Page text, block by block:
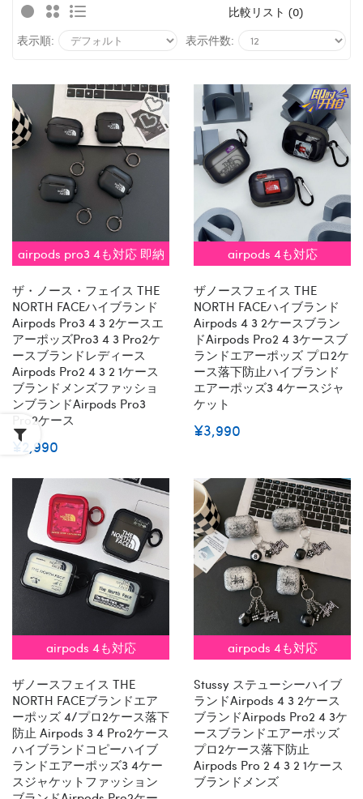
比較リスト (0)
表示順:
表示件数:
airpods pro3 4も対応 即納
ザ・ノース・フェイス THE
NORTH FACEハイブランド
Airpods Pro3 4 3 2ケースエ
アーポッズpro3 4 3 Pro2ケ
ースブランドレディース
Airpods Pro2 4 3 2 1ケース
ブランドメンズファッショ
ンブランドAirpods Pro3
Pro2ケース
¥2,990
airpods 4も対応
ザノースフェイス THE
NORTH FACEハイブランド
Airpods 4 3 2ケースブラン
ドairpods Pro2 4 3ケースブ
ランドエアーポッズ プロ2ケ
ース落下防止ハイブランド
エアーポッズ3 4ケースジャ
ケット
¥3,990
airpods 4も対応
ザノースフェイス THE
NORTH FACEブランドエア
ーポッズ 4/プロ2ケース落下
防止 Airpods 3 4 Pro2ケース
ハイブランドコピーハイブ
ランドエアーポッズ3 4ケー
スジャケットファッション
airpods 4も対応
Stussy ステューシーハイブ
ランドairpods 4 3 2ケース
ブランドairpods Pro2 4 3ケ
ースブランドエアーポッズ
プロ2ケース落下防止
Airpods Pro 2 4 3 2 1ケース
ブランドメンズ